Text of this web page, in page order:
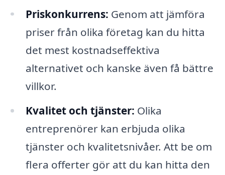
Priskonkurrens: Genom att jämföra
priser från olika företag kan du hitta
det mest kostnadseffektiva
alternativet och kanske även få bättre
villkor.
Kvalitet och tjänster: Olika
entreprenörer kan erbjuda olika
tjänster och kvalitetsnivåer. Att be om
flera offerter gör att du kan hitta den